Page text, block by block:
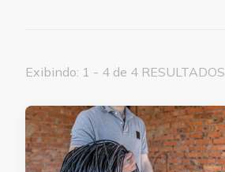
Exibindo: 1 - 4 de 4 RESULTADOS